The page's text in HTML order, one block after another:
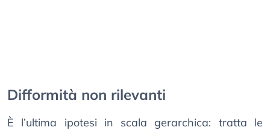
Difformità non rilevanti
È l’ultima ipotesi in scala gerarchica: tratta le